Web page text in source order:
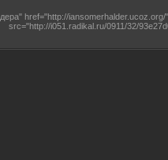
href="http://
src="http://i051.radikal.ru/0911/32/